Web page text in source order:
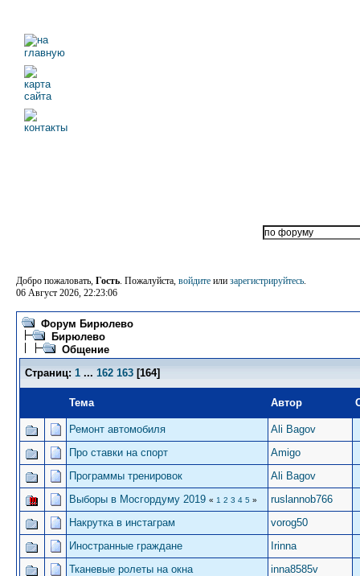
Добро пожаловать, Гость. Пожалуйста, войдите или зарегистрируйтесь.
06 Август 2026, 22:23:06
Форум Бирюлево
Бирюлево
Общение
Страниц: 1 ... 162 163 [164]
Тема Автор
Ремонт автомобиля
Ali Bagov
Про ставки на спорт
Amigo
Программы тренировок
Ali Bagov
Выборы в Мосгордуму 2019 « 1 2 3 4 5 »
ruslannob766
Накрутка в инстаграм
vorog50
Иностранные граждане
Irinna
Тканевые ролеты на окна
inna8585v